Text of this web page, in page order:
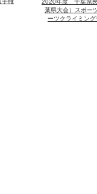
2020年度 千葉県民
葉県大会）スポー
ーツクライミン